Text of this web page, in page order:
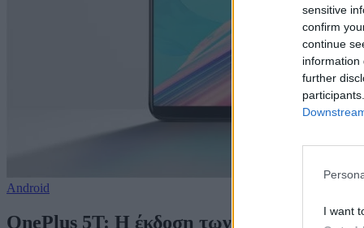
sensitive
confirm
continue
information
further
I want
Android
OnePlus 5T: Η έκδοση των 64GB στα €372